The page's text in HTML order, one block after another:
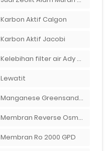
Karbon Aktif Calgon
Karbon Aktif Jacobi
Kelebihan filter air Ady Water untuk menyaring air sumur bor di rumah"
Lewatit
Manganese Greensand Plus
Membran Reverse Osmosis
Membran Ro 2000 GPD